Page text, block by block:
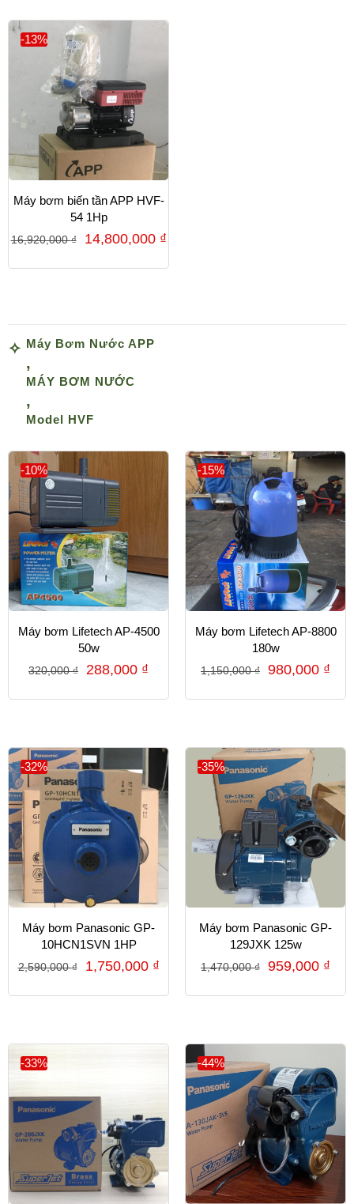
-13%
Máy bơm biến tần APP HVF-
54 1Hp
16,920,000₫ 14,800,000 ₫
Máy Bơm Nước APP
,
MÁY BƠM NƯỚC
,
Model HVF
-10%
Máy bơm Lifetech AP-4500
50w
320,000₫ 288,000 ₫
-15%
Máy bơm Lifetech AP-8800
180w
1,150,000₫ 980,000 ₫
-32%
Máy bơm Panasonic GP-
10HCN1SVN 1HP
2,590,000₫ 1,750,000 ₫
-35%
Máy bơm Panasonic GP-
129JXK 125w
1,470,000₫ 959,000 ₫
-33% -44%